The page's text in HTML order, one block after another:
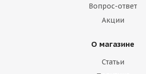
Вопрос-ответ
Акции
О магазине
Статьи